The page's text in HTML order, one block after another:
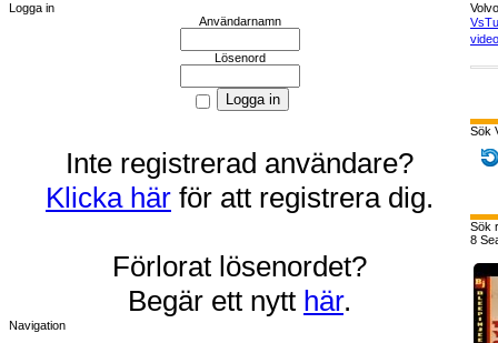
Logga in
Användarnamn
Lösenord
Inte registrerad användare?
Klicka här för att registrera dig.
Förlorat lösenordet?
Begär ett nytt här.
Navigation
Sök
Sök
8